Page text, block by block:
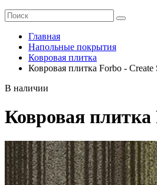
Главная
Напольные покрытия
Ковровая плитка
Ковровая плитка Forbo - Create
В наличии
Ковровая плитка